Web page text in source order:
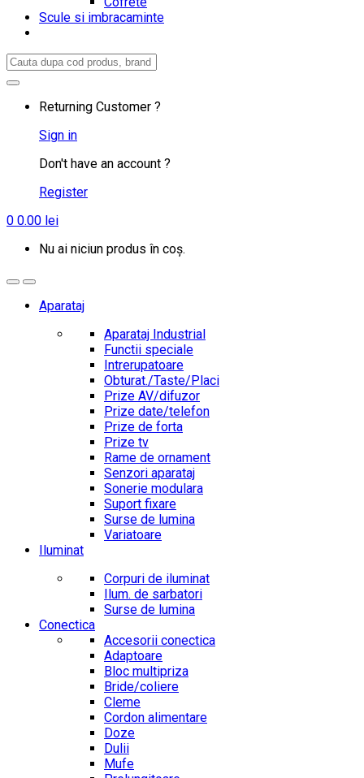
Scule si imbracaminte
Search
Returning Customer ?
Sign in
Don't have an account ?
Register
0 0.00 lei
Nu ai niciun produs în coș.
Aparataj
Aparataj Industrial
Functii speciale
Intrerupatoare
Obturat./Taste/Placi
Prize AV/difuzor
Prize date/telefon
Prize de forta
Prize tv
Rame de ornament
Senzori aparataj
Sonerie modulara
Suport fixare
Surse de lumina
Variatoare
Iluminat
Corpuri de iluminat
Ilum. de sarbatori
Surse de lumina
Conectica
Accesorii conectica
Adaptoare
Bloc multipriza
Bride/coliere
Cleme
Cordon alimentare
Doze
Dulii
Mufe